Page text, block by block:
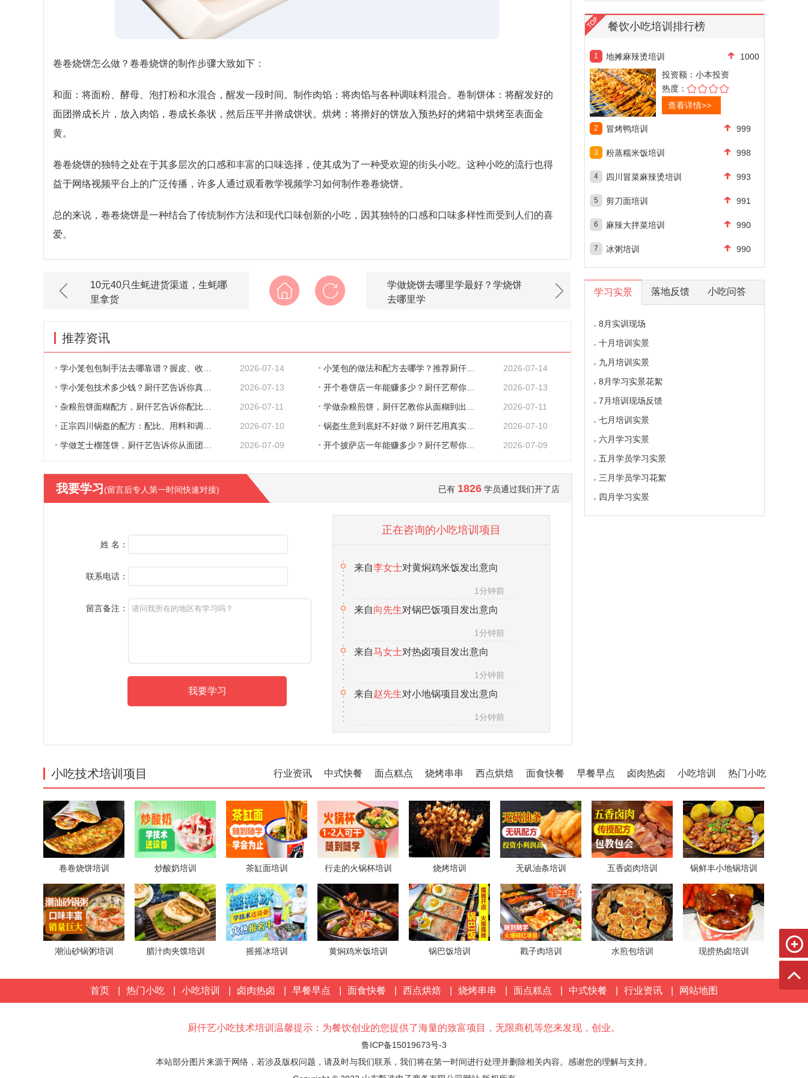
卷卷烧饼怎么做？卷卷烧饼的制作步骤大致如下：
和面：将面粉、酵母、泡打粉和水混合，醒发一段时间。制作肉馅：将肉馅与各种调味料混合。卷制饼体：将醒发好的
面团擀成长片，放入肉馅，卷成长条状，然后压平并擀成饼状。烘烤：将擀好的饼放入预热好的烤箱中烘烤至表面金
黄。
卷卷烧饼的独特之处在于其多层次的口感和丰富的口味选择，使其成为了一种受欢迎的街头小吃。这种小吃的流行也得
益于网络视频平台上的广泛传播，许多人通过观看教学视频学习如何制作卷卷烧饼。
总的来说，卷卷烧饼是一种结合了传统制作方法和现代口味创新的小吃，因其独特的口感和口味多样性而受到人们的喜
爱。
10元40只生蚝进货渠道，生蚝哪
里拿货
学做烧饼去哪里学最好？学烧饼
去哪里学
推荐资讯
学小笼包包制手法去哪靠谱？握皮、收口、捏 2026-07-14 小笼包的做法和配方去哪学？推荐厨仟艺，深
2026-07-14
学小笼包技术多少钱？厨仟艺告诉你真实收费
2026-07-13 开个卷饼店一年能赚多少？厨仟艺帮你把账算
2026-07-13
杂粮煎饼面糊配方，厨仟艺告诉你配比、原料
2026-07-11 学做杂粮煎饼，厨仟艺教你从面糊到出餐的完
2026-07-11
正宗四川锅盔的配方：配比、用料和调味，一
2026-07-10 锅盔生意到底好不好做？厨仟艺用真实数据告
2026-07-10
学做芝士榴莲饼，厨仟艺告诉你从面团到出炉
2026-07-09 开个披萨店一年能赚多少？厨仟艺帮你把账算 2026-07-09
我要学习 (留言后专人第一时间快速对接) 已有 1826 学员通过我们开了店
姓 名：
联系电话：
留言备注：
正在咨询的小吃培训项目
1分钟前
来自向先生对锅巴饭项目发出意向
1分钟前
来自马女士对热卤项目发出意向
1分钟前
来自赵先生对小地锅项目发出意向
1分钟前
来自徐先生对茶缸面项目发出意向
来自张女士对五香卤肉项目发出意向
1分钟前
来自 汪先生对冰粉水果杯项目发出意向
1分钟前
来自王先生 对金丝牛肉饼项目发出意向
1分钟前
来自李女士 对黄焖鸡米饭发出意向
餐饮小吃培训排行榜
1 地摊麻辣烫培训
1000
投资额： 小本投资
热度：
查看详情>>
2 冒烤鸭培训 999
3 粉蒸糯米饭培训 998
4 四川冒菜麻辣烫培训 993
5 剪刀面培训 991
6 麻辣大拌菜培训 990
7 冰粥培训 990
学习实景 落地反馈 小吃问答
8月实训现场
十月培训实景
九月培训实景
8月学习实景花絮
7月培训现场反馈
七月培训实景
六月学习实景
五月学员学习实景
三月学员学习花絮
四月学习实景
小吃技术培训项目 热门小吃
小吃培训
卤肉热卤
早餐早点
面食快餐
西点烘焙
烧烤串串
面点糕点
中式快餐
行业资讯
卷卷烧饼培训 炒酸奶培训 茶缸面培训 行走的火锅杯培训 烧烤培训 无矾油条培训 五香卤肉培训 锅鲜丰小地锅培训
潮汕砂锅粥培训 腊汁肉夹馍培训 摇摇冰培训 黄焖鸡米饭培训 锅巴饭培训 戳子肉培训 水煎包培训 现捞热卤培训
首页 热门小吃 小吃培训 卤肉热卤 早餐早点 面食快餐 西点烘焙 烧烤串串 面点糕点 中式快餐 行业资讯 网站地图
厨仟艺小吃技术培训温馨提示：为餐饮创业的您提供了海量的致富项目，无限商机等您来发现，创业。
鲁ICP备15019673号-3
本站部分图片来源于网络，若涉及版权问题，请及时与我们联系，我们将在第一时间进行处理并删除相关内容。感谢您的理解与支持。